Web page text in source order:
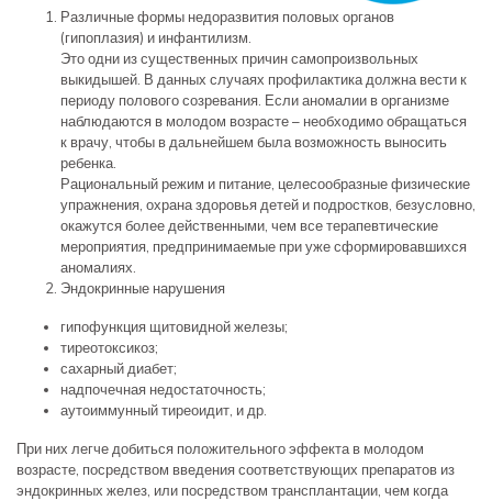
Различные формы недоразвития половых органов
(гипоплазия) и инфантилизм.
Это одни из существенных причин самопроизвольных
выкидышей. В данных случаях профилактика должна вести к
периоду полового созревания. Если аномалии в организме
наблюдаются в молодом возрасте – необходимо обращаться
к врачу, чтобы в дальнейшем была возможность выносить
ребенка.
Рациональный режим и питание, целесообразные физические
упражнения, охрана здоровья детей и подростков, безусловно,
окажутся более действенными, чем все терапевтические
мероприятия, предпринимаемые при уже сформировавшихся
аномалиях.
Эндокринные нарушения
гипофункция щитовидной железы;
тиреотоксикоз;
сахарный диабет;
надпочечная недостаточность;
аутоиммунный тиреоидит, и др.
При них легче добиться положительного эффекта в молодом
возрасте, посредством введения соответствующих препаратов из
эндокринных желез, или посредством трансплантации, чем когда